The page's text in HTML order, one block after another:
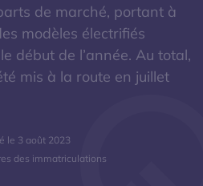
AFIREVde marché, portant à
modèles électrifiés
début de l’année. Au total,
mis à la route en juillet
le 3 août 2023
des immatriculations